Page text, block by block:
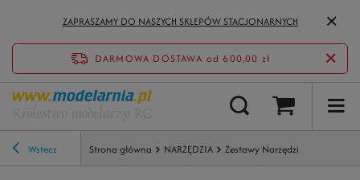
ZAPRASZAMY DO NASZYCH SKLEPÓW STACJONARNYCH
DARMOWA DOSTAWA od 600,00 zł
Wstecz Strona główna NARZĘDZIA Zestawy Narzędzi